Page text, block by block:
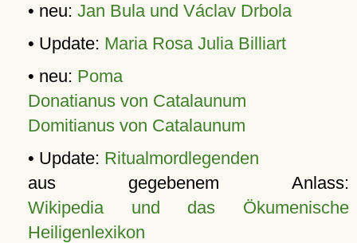
• neu: Jan Bula und Václav Drbola
• Update: Maria Rosa Julia Billiart
• neu: Poma
Donatianus von Catalaunum
Domitianus von Catalaunum
• Update: Ritualmordlegenden
aus gegebenem Anlass:
Wikipedia und das Ökumenische
Heiligenlexikon